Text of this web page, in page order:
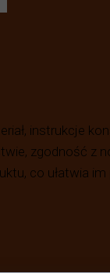
instrukcje
zgodność z
co ułatwia